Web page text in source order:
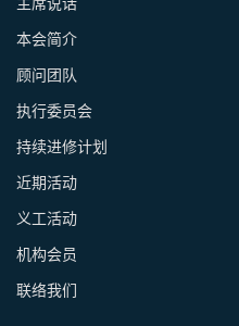
本会简介
顾问团队
执行委员会
持续进修计划
近期活动
义工活动
机构会员
联络我们